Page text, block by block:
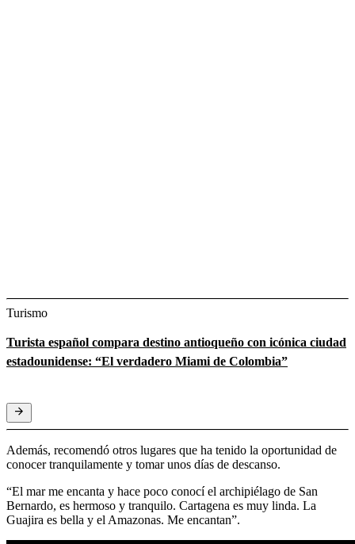
Turismo
Turista español compara destino antioqueño con icónica ciudad
estadounidense: “El verdadero Miami de Colombia”
Además, recomendó otros lugares que ha tenido la oportunidad de
conocer tranquilamente y tomar unos días de descanso.
“El mar me encanta y hace poco conocí el archipiélago de San
Bernardo, es hermoso y tranquilo. Cartagena es muy linda. La
Guajira es bella y el Amazonas. Me encantan”.